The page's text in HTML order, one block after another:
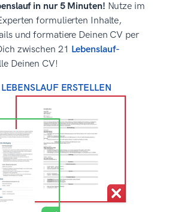
in nur 5 Minuten! Nutze im
formulierten Inhalte,
und formatiere Deinen CV per
zwischen 21 Lebenslauf-
Deinen CV!
ERSTELLEN